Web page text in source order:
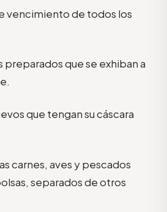
vencimiento de todos los
que se exhiban a
que tengan su cáscara
carnes, aves y pescados
separados de otros